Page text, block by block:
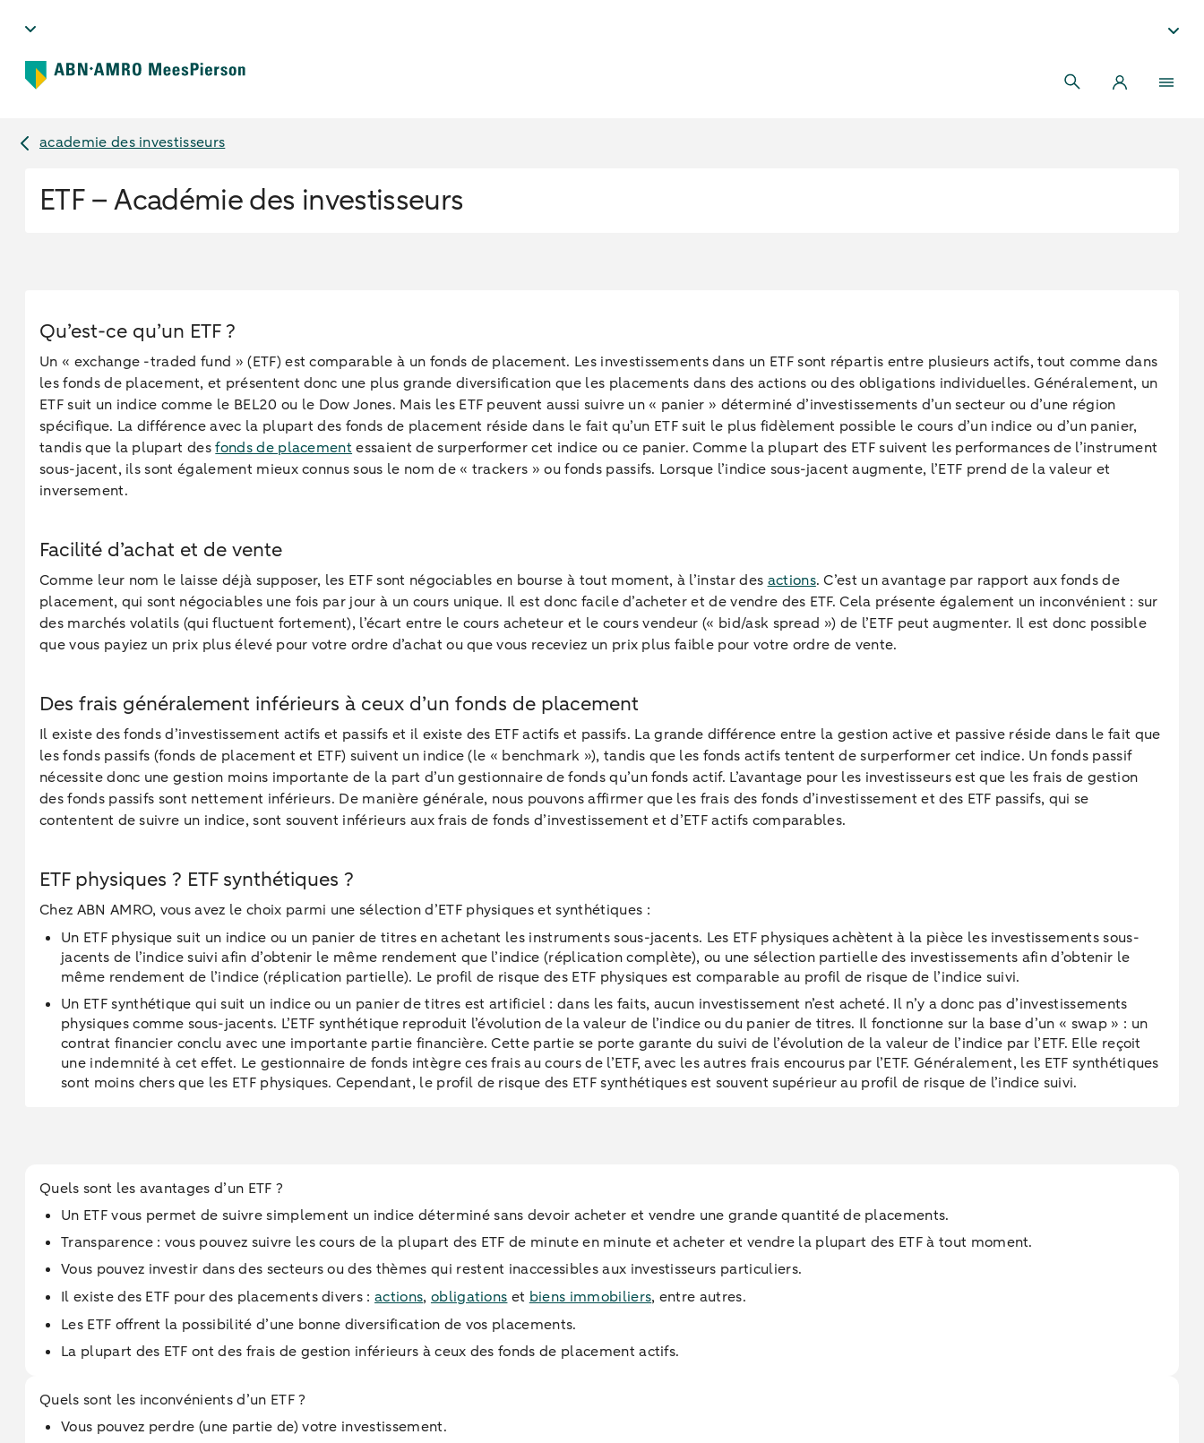
academie des investisseurs
ETF – Académie des investisseurs
Qu’est-ce qu’un ETF ?
Un « exchange -traded fund » (ETF) est comparable à un fonds de placement. Les investissements dans un ETF sont répartis entre plusieurs actifs, tout comme dans
les fonds de placement, et présentent donc une plus grande diversification que les placements dans des actions ou des obligations individuelles. Généralement, un
ETF suit un indice comme le BEL20 ou le Dow Jones. Mais les ETF peuvent aussi suivre un « panier » déterminé d’investissements d’un secteur ou d’une région
spécifique. La différence avec la plupart des fonds de placement réside dans le fait qu’un ETF suit le plus fidèlement possible le cours d’un indice ou d’un panier,
tandis que la plupart desfonds de placement essaient de surperformer cet indice ou ce panier. Comme la plupart des ETF suivent les performances de l’instrument
sous-jacent, ils sont également mieux connus sous le nom de « trackers » ou fonds passifs. Lorsque l’indice sous-jacent augmente, l’ETF prend de la valeur et
inversement.
Facilité d’achat et de vente
Comme leur nom le laisse déjà supposer, les ETF sont négociables en bourse à tout moment, à l’instar des actions. C’est un avantage par rapport aux fonds de
placement, qui sont négociables une fois par jour à un cours unique. Il est donc facile d’acheter et de vendre des ETF. Cela présente également un inconvénient : sur
des marchés volatils (qui fluctuent fortement), l’écart entre le cours acheteur et le cours vendeur (« bid/ask spread ») de l’ETF peut augmenter. Il est donc possible
que vous payiez un prix plus élevé pour votre ordre d’achat ou que vous receviez un prix plus faible pour votre ordre de vente.
Des frais généralement inférieurs à ceux d’un fonds de placement
Il existe des fonds d’investissement actifs et passifs et il existe des ETF actifs et passifs. La grande différence entre la gestion active et passive réside dans le fait que
les fonds passifs (fonds de placement et ETF) suivent un indice (le « benchmark »), tandis que les fonds actifs tentent de surperformer cet indice. Un fonds passif
nécessite donc une gestion moins importante de la part d’un gestionnaire de fonds qu’un fonds actif. L’avantage pour les investisseurs est que les frais de gestion
des fonds passifs sont nettement inférieurs. De manière générale, nous pouvons affirmer que les frais des fonds d’investissement et des ETF passifs, qui se
contentent de suivre un indice, sont souvent inférieurs aux frais de fonds d’investissement et d’ETF actifs comparables.
ETF physiques ? ETF synthétiques ?
Chez ABN AMRO, vous avez le choix parmi une sélection d’ETF physiques et synthétiques :
Un ETF physique suit un indice ou un panier de titres en achetant les instruments sous-jacents. Les ETF physiques achètent à la pièce les investissements sous-
jacents de l’indice suivi afin d’obtenir le même rendement que l’indice (réplication complète), ou une sélection partielle des investissements afin d’obtenir le
même rendement de l’indice (réplication partielle). Le profil de risque des ETF physiques est comparable au profil de risque de l’indice suivi.
Un ETF synthétique qui suit un indice ou un panier de titres est artificiel : dans les faits, aucun investissement n’est acheté. Il n’y a donc pas d’investissements
physiques comme sous-jacents. L’ETF synthétique reproduit l’évolution de la valeur de l’indice ou du panier de titres. Il fonctionne sur la base d’un « swap » : un
contrat financier conclu avec une importante partie financière. Cette partie se porte garante du suivi de l’évolution de la valeur de l’indice par l’ETF. Elle reçoit
une indemnité à cet effet. Le gestionnaire de fonds intègre ces frais au cours de l’ETF, avec les autres frais encourus par l’ETF. Généralement, les ETF synthétiques
sont moins chers que les ETF physiques. Cependant, le profil de risque des ETF synthétiques est souvent supérieur au profil de risque de l’indice suivi.
Quels sont les avantages d’un ETF ?
Un ETF vous permet de suivre simplement un indice déterminé sans devoir acheter et vendre une grande quantité de placements.
Transparence : vous pouvez suivre les cours de la plupart des ETF de minute en minute et acheter et vendre la plupart des ETF à tout moment.
Vous pouvez investir dans des secteurs ou des thèmes qui restent inaccessibles aux investisseurs particuliers.
Il existe des ETF pour des placements divers :actions, obligations et biens immobiliers, entre autres.
Les ETF offrent la possibilité d’une bonne diversification de vos placements.
La plupart des ETF ont des frais de gestion inférieurs à ceux des fonds de placement actifs.
Quels sont les inconvénients d’un ETF ?
Vous pouvez perdre (une partie de) votre investissement.